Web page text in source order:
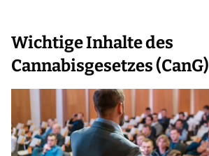
Gesetzeslage
Wichtige Inhalte des
Cannabisgesetzes (CanG)